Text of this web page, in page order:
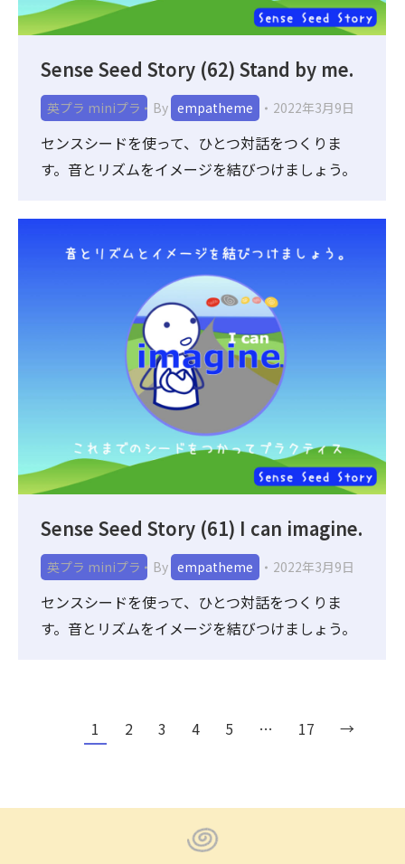
Sense Seed Story (62) Stand by me.
英プラ miniプラ By empatheme 2022年3月9日
センスシードを使って、ひとつ対話をつくりま
す。音とリズムをイメージを結びつけましょう。
Sense Seed Story (61) I can imagine.
英プラ miniプラ By empatheme 2022年3月9日
センスシードを使って、ひとつ対話をつくりま
す。音とリズムをイメージを結びつけましょう。
1 2 3 4 5 … 17 →